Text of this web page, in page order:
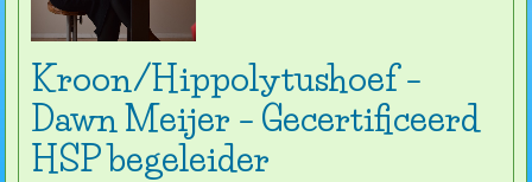
Kroon/Hippolytushoef –
Dawn Meijer – Gecertificeerd
HSP begeleider